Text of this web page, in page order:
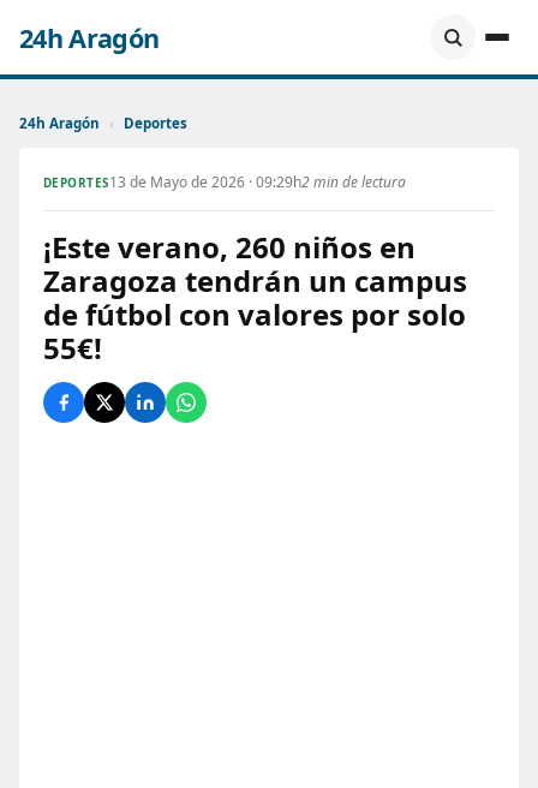
24h Aragón
24h Aragón › Deportes
DEPORTES13 de Mayo de 2026 · 09:29h2 min de lectura
¡Este verano, 260 niños en
Zaragoza tendrán un campus
de fútbol con valores por solo
55€!